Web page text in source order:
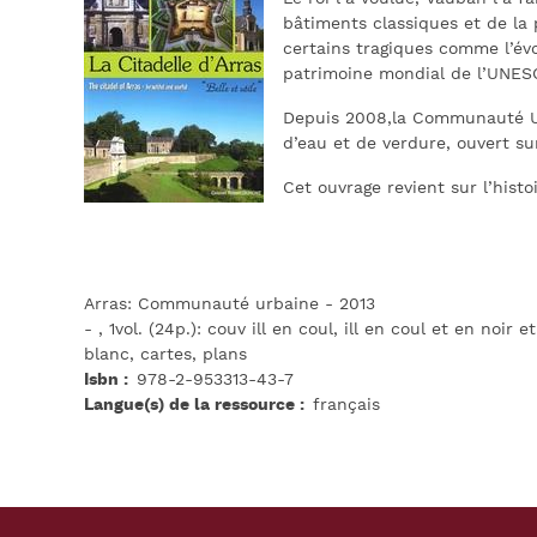
bâtiments classiques et de la
certains tragiques comme
patrimoine mondial de
Depuis 2008,la Communauté
d’eau et de verdure, ouvert
Cet ouvrage revient sur
Arras: Communauté urbaine - 2013
- , 1vol. (24p.): couv ill en coul, ill en coul et en noir et
blanc, cartes, plans
Isbn
978-2-953313-43-7
Langue(s) de la ressource
français